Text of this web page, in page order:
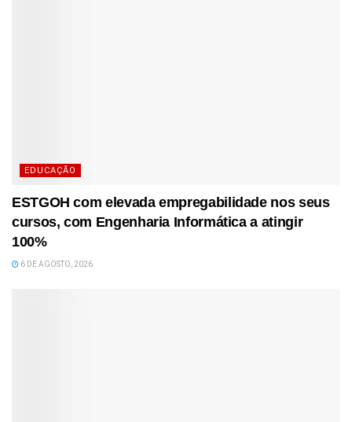
EDUCAÇÃO
ESTGOH com elevada empregabilidade nos seus
cursos, com Engenharia Informática a atingir
100%
6 DE AGOSTO, 2026